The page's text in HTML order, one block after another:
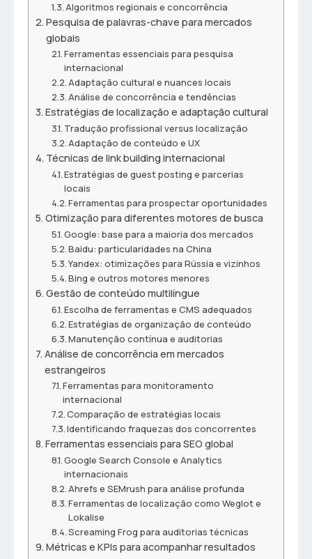
Algoritmos regionais e concorrência
Pesquisa de palavras-chave para mercados
globais
Ferramentas essenciais para pesquisa
internacional
Adaptação cultural e nuances locais
Análise de concorrência e tendências
Estratégias de localização e adaptação cultural
Tradução profissional versus localização
Adaptação de conteúdo e UX
Técnicas de link building internacional
Estratégias de guest posting e parcerias
locais
Ferramentas para prospectar oportunidades
Otimização para diferentes motores de busca
Google: base para a maioria dos mercados
Baidu: particularidades na China
Yandex: otimizações para Rússia e vizinhos
Bing e outros motores menores
Gestão de conteúdo multilíngue
Escolha de ferramentas e CMS adequados
Estratégias de organização de conteúdo
Manutenção contínua e auditorias
Análise de concorrência em mercados
estrangeiros
Ferramentas para monitoramento
internacional
Comparação de estratégias locais
Identificando fraquezas dos concorrentes
Ferramentas essenciais para SEO global
Google Search Console e Analytics
internacionais
Ahrefs e SEMrush para análise profunda
Ferramentas de localização como Weglot e
Lokalise
Screaming Frog para auditorias técnicas
Métricas e KPIs para acompanhar resultados